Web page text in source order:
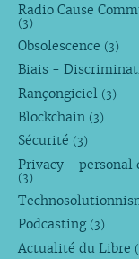
Radio Cause
(3)
Obsolescence (3)
Biais -
Rançongiciel (3)
Blockchain (3)
Sécurité (3)
Privacy - personal
(3)
Podcasting (3)
Actualité du Libre